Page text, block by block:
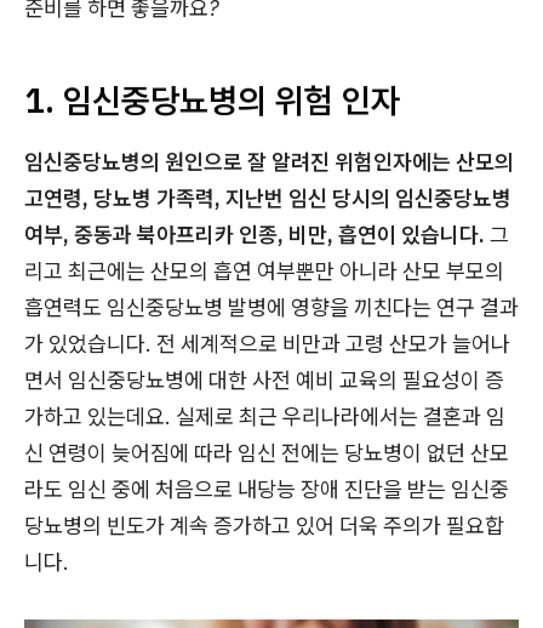
준비를 하면 좋을까요?
1. 임신중당뇨병의 위험 인자
임신중당뇨병의 원인으로 잘 알려진 위험인자에는 산모의
고연령, 당뇨병 가족력, 지난번 임신 당시의 임신중당뇨병
여부, 중동과 북아프리카 인종, 비만, 흡연이 있습니다. 그
리고 최근에는 산모의 흡연 여부뿐만 아니라 산모 부모의
흡연력도 임신중당뇨병 발병에 영향을 끼친다는 연구 결과
가 있었습니다. 전 세계적으로 비만과 고령 산모가 늘어나
면서 임신중당뇨병에 대한 사전 예비 교육의 필요성이 증
가하고 있는데요. 실제로 최근 우리나라에서는 결혼과 임
신 연령이 늦어짐에 따라 임신 전에는 당뇨병이 없던 산모
라도 임신 중에 처음으로 내당능 장애 진단을 받는 임신중
당뇨병의 빈도가 계속 증가하고 있어 더욱 주의가 필요합
니다.